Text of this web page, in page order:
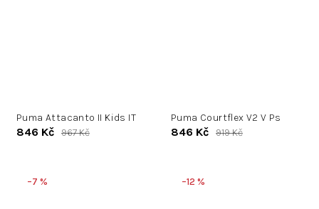
Puma Attacanto II Kids IT
846 Kč 967 Kč
Puma Courtflex V2 V Ps
846 Kč 919 Kč
–7 % –12 %